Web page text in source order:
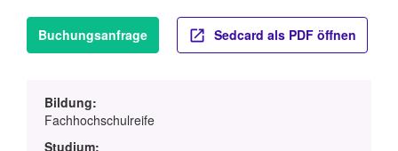
Buchungsanfrage Sedcard als PDF öffnen
Bildung:
Fachhochschulreife
Studium: